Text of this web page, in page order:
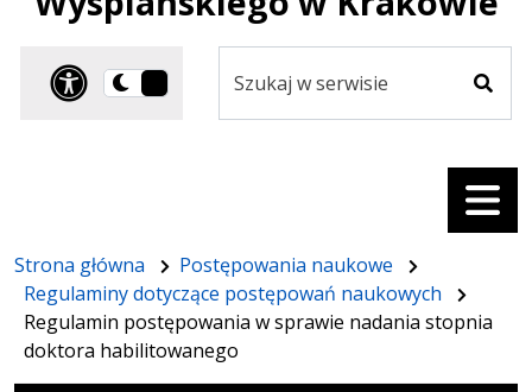
Panel dostosowania
Przełącz
serwisie
Menu
Strona główna
Postępowania naukowe
Regulaminy dotyczące postępowań naukowych
Regulamin postępowania w sprawie nadania stopnia
doktora habilitowanego